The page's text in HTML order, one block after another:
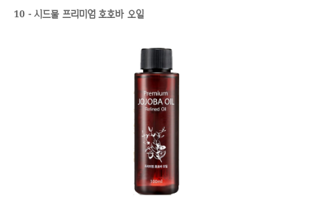
10 - 시드물 프리미엄 호호바 오일